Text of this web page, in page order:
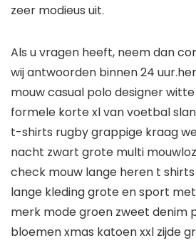
zeer modieus uit.
Als u vragen heeft, neem dan
wij antwoorden binnen 24
mouw casual polo designer
formele korte xl van voetbal
t-shirts rugby grappige kraag
nacht zwart grote multi
check mouw lange heren t
lange kleding grote en sport
merk mode groen zweet denim
bloemen xmas katoen xxl zijde